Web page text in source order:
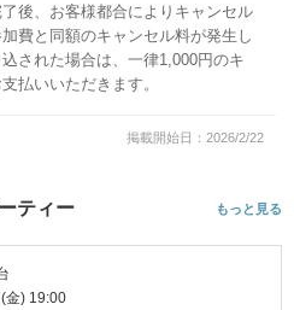
後、お客様都合によりキャンセル
費と同額のキャンセル料が発生し
された場合は、一律1,000円のキ
払いいただきます。
掲載開始日：2026/2/22
ティー もっと見る
金) 19:00